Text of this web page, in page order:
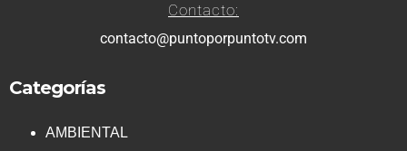
Contacto:
contacto@puntoporpuntotv.com
Categorías
AMBIENTAL